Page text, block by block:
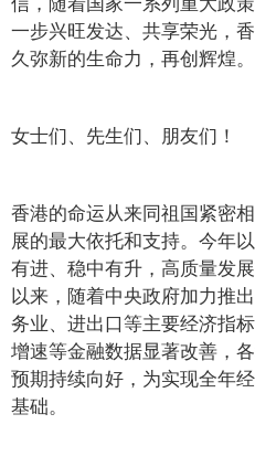
一步兴旺发达、共享荣光，
久弥新的生命力，再创辉煌。
女士们、先生们、朋友们！
香港的命运从来同祖国紧密
展的最大依托和支持。今年
有进、稳中有升，高质量发
以来，随着中央政府加力推
务业、进出口等主要经济指
增速等金融数据显著改善，
预期持续向好，为实现全年
基础。